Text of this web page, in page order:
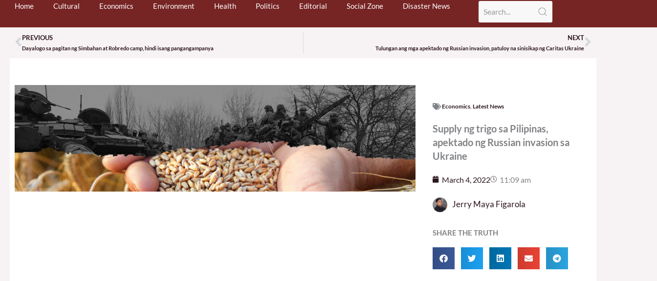
Home Cultural Economics Environment Health Politics Editorial Social Zone Disaster News
Prev
PREVIOUS
Dayalogo sa pagitan ng Simbahan at Robredo camp, hindi isang pangangampanya
NEXT
Tulungan ang mga apektado ng Russian invasion, patuloy na sinisikap ng Caritas UkraineNext
Economics, Latest News
Supply ng trigo sa Pilipinas,
apektado ng Russian invasion sa
Ukraine
March 4, 2022 11:09 am
Jerry Maya Figarola
SHARE THE TRUTH